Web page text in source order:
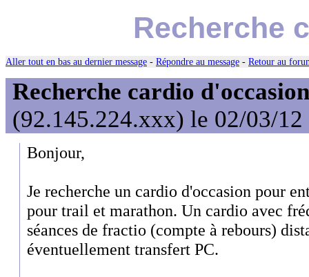
Recherche
Aller tout en bas au dernier message - Répondre au message - Retour au
Recherche cardio d'occasion
(92.145.224.xxx) le 02/03/12
Bonjour,
Je recherche un cardio d'occasion pour
pour trail et marathon. Un cardio avec
séances de fractio (compte à rebours)
éventuellement transfert PC.